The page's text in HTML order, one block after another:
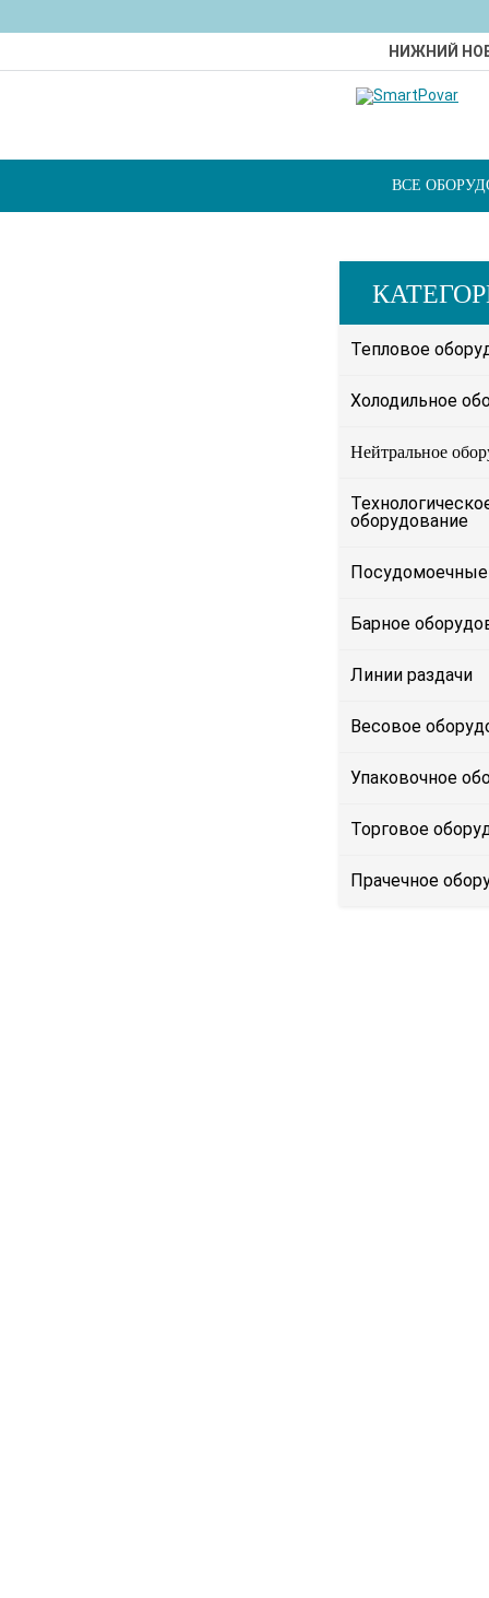
НИЖНИЙ
ВСЕ
Тепловое
Холодильное
Нейтральное
оборудование
Барное
Линии раздачи
Весовое
Упаковочное
Торговое
Прачечное